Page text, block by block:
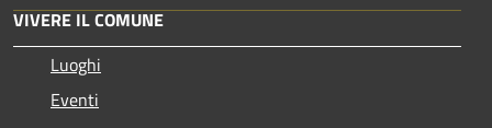
VIVERE IL COMUNE
Luoghi
Eventi